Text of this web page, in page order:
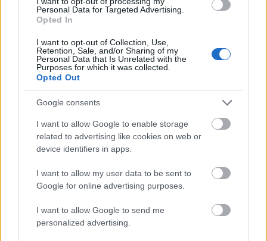
Personal Data for Targeted Advertising.
Opted In
I want to opt-out of Collection, Use,
Retention, Sale, and/or Sharing of my
Personal Data that Is Unrelated with the
Purposes for which it was collected.
Opted Out
Google consents
I want to allow Google to enable storage
related to advertising like cookies on web or
device identifiers in apps.
I want to allow my user data to be sent to
Google for online advertising purposes.
I want to allow Google to send me
personalized advertising.
Helyi hírek
Amire többmillióan vártunk: szombattól másodfokúra